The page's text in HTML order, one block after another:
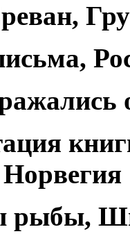
рыбы,